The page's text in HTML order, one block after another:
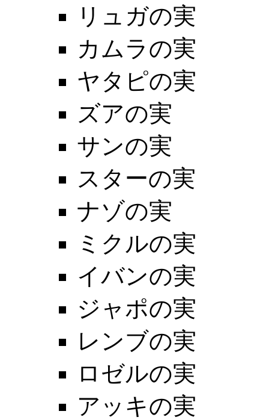
リュガの実
カムラの実
ヤタピの実
ズアの実
サンの実
スターの実
ナゾの実
ミクルの実
イバンの実
ジャポの実
レンブの実
ロゼルの実
アッキの実